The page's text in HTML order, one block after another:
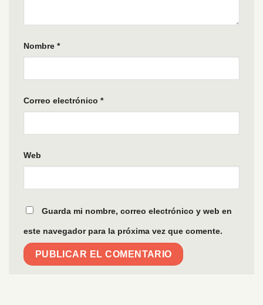
Nombre *
Correo electrónico *
Web
Guarda mi nombre, correo electrónico y web en
este navegador para la próxima vez que comente.